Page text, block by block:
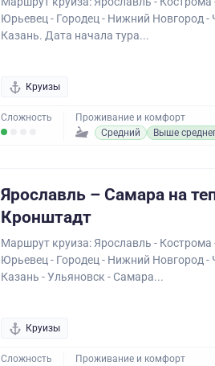
Юрьевец - Городец - Нижний Новгород -
Казань. Дата начала тура...
Круизы
Сложность
Проживание и комфорт
Средний
Выше
Ярославль – Самара на
Кронштадт
Маршрут круиза: Ярославль -
Юрьевец - Городец - Нижний Новгород -
Казань - Ульяновск - Самара...
Круизы
Сложность Проживание и комфорт